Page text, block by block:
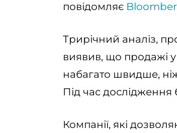
повідомляє
Трирічний аналіз,
виявив, що продажі у
набагато швидше,
Під час дослідження
Компанії, які